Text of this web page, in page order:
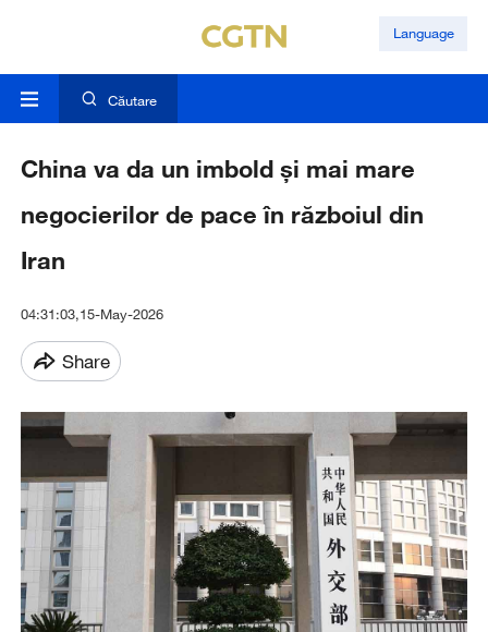
Language
Căutare
China va da un imbold și mai mare
negocierilor de pace în războiul din
Iran
04:31:03,15-May-2026
Share